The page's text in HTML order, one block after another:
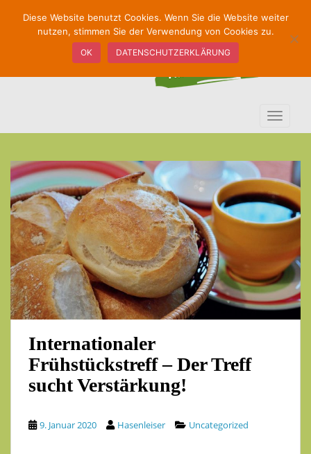
i
Internationaler
Frühstückstreff – Der Treff
sucht Verstärkung!
9. Januar 2020 Hasenleiser Uncategorized
Diese Website benutzt Cookies. Wenn Sie die Website weiter
nutzen, stimmen Sie der Verwendung von Cookies zu.
OK DATENSCHUTZERKLÄRUNG